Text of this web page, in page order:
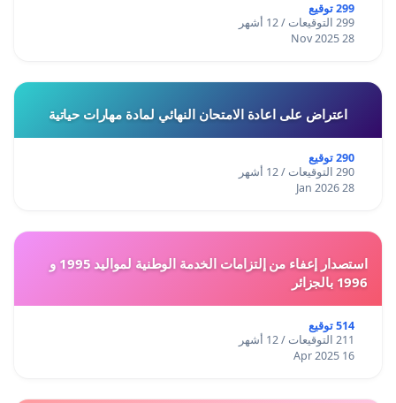
299 توقيع
299 التوقيعات / 12 أشهر
28 Nov 2025
اعتراض على اعادة الامتحان النهائي لمادة مهارات حياتية
290 توقيع
290 التوقيعات / 12 أشهر
28 Jan 2026
استصدار إعفاء من إلتزامات الخدمة الوطنية لمواليد 1995 و
1996 بالجزائر
514 توقيع
211 التوقيعات / 12 أشهر
16 Apr 2025